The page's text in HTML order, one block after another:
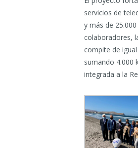
servicios de
y más de
colaboradores,
compite de
sumando 4.000
integrada a la